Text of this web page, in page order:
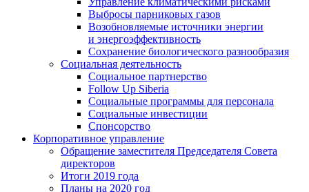
Выбросы парниковых газов
Возобновляемые источники энергии
и энергоэффективность
Сохранение биологического разнообразия
Социальная деятельность
Социальное партнерство
Follow Up Siberia
Социальные программы для персонала
Социальные инвестиции
Спонсорство
Корпоративное управление
Обращение заместителя Председателя Совета
директоров
Итоги 2019 года
Планы на 2020 год